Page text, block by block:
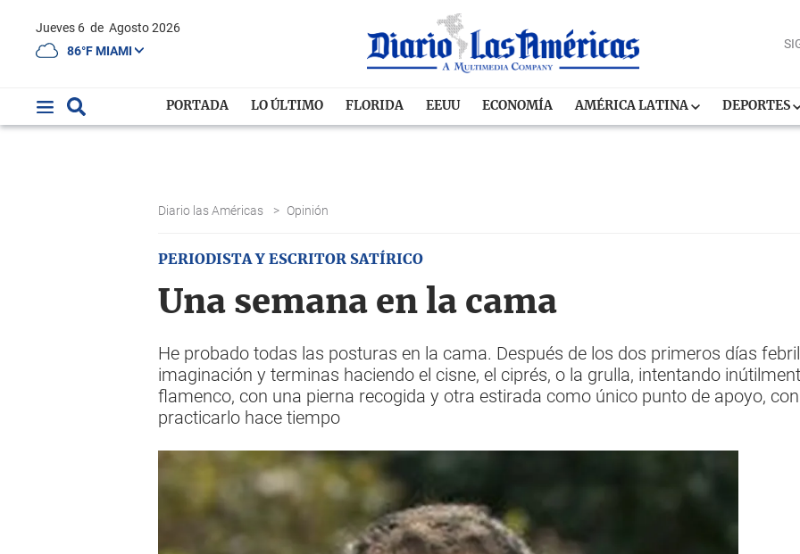
Jueves 6 de Agosto 2026
86°F MIAMI
PORTADA LO ÚLTIMO FLORIDA EEUU ECONOMÍA AMÉRICA LATINA DEPORTES
Diario las Américas > Opinión
PERIODISTA Y ESCRITOR SATÍRICO
Una semana en la cama
He probado todas las posturas en la cama. Después de los dos primeros días
imaginación y terminas haciendo el cisne, el ciprés, o la grulla, intentando
flamenco, con una pierna recogida y otra estirada como único punto de apoyo,
practicarlo hace tiempo